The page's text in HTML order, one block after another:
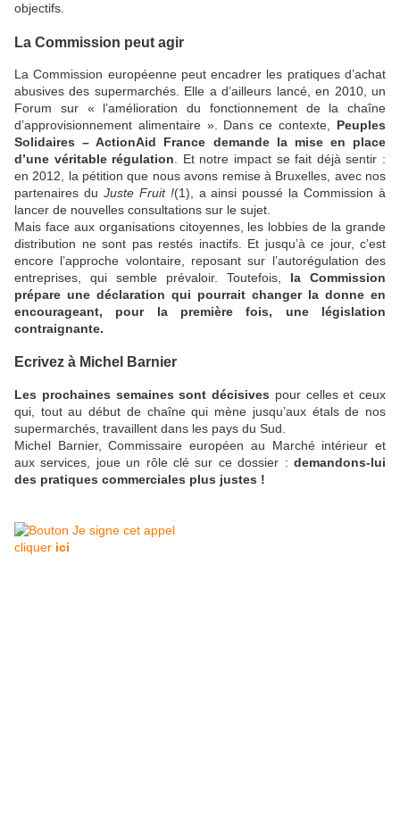
objectifs.
La Commission peut agir
La Commission européenne peut encadrer les pratiques d’achat
abusives des supermarchés. Elle a d’ailleurs lancé, en 2010, un
Forum sur « l’amélioration du fonctionnement de la chaîne
d’approvisionnement alimentaire ». Dans ce contexte, Peuples
Solidaires – ActionAid France demande la mise en place
d’une véritable régulation . Et notre impact se fait déjà sentir :
en 2012, la pétition que nous avons remise à Bruxelles, avec nos
partenaires du Juste Fruit !(1), a ainsi poussé la Commission à
lancer de nouvelles consultations sur le sujet.
Mais face aux organisations citoyennes, les lobbies de la grande
distribution ne sont pas restés inactifs. Et jusqu’à ce jour, c’est
encore l’approche volontaire, reposant sur l’autorégulation des
entreprises, qui semble prévaloir. Toutefois, la Commission
prépare une déclaration qui pourrait changer la donne en
encourageant, pour la première fois, une législation
contraignante.
Ecrivez à Michel Barnier
Les prochaines semaines sont décisives pour celles et ceux
qui, tout au début de chaîne qui mène jusqu’aux étals de nos
supermarchés, travaillent dans les pays du Sud.
Michel Barnier, Commissaire européen au Marché intérieur et
aux services, joue un rôle clé sur ce dossier : demandons-lui
des pratiques commerciales plus justes !
cliquer ici